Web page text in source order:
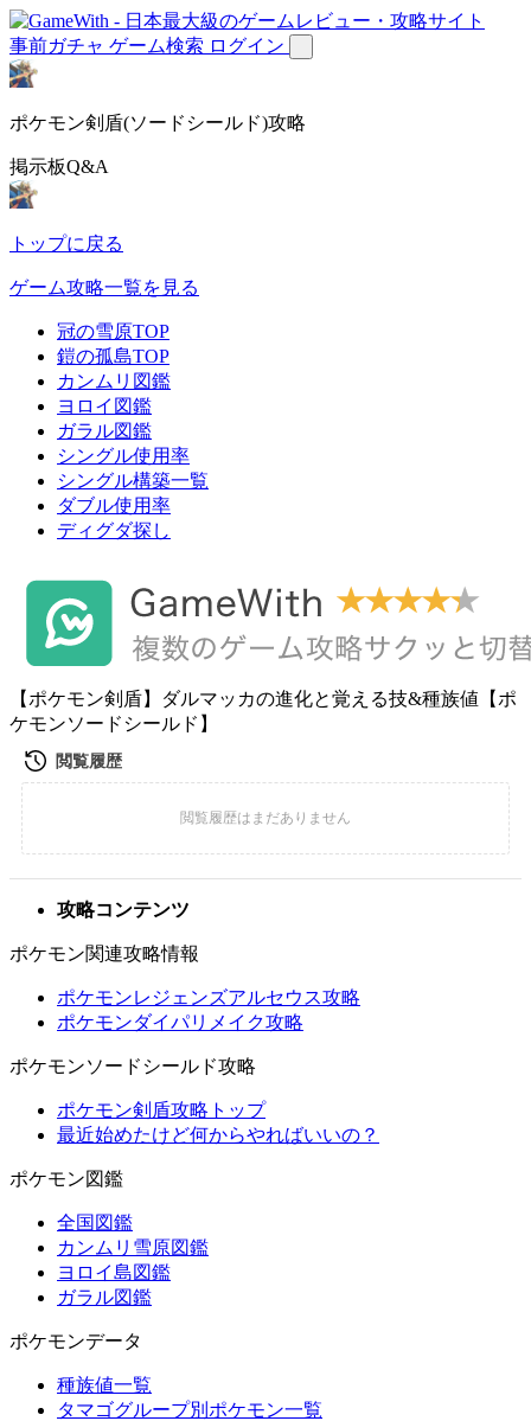
事前ガチャ ゲーム検索 ログイン
ポケモン剣盾(ソードシールド)攻略
掲示板Q&A
トップに戻る
ゲーム攻略一覧を見る
冠の雪原TOP
鎧の孤島TOP
カンムリ図鑑
ヨロイ図鑑
ガラル図鑑
シングル使用率
シングル構築一覧
ダブル使用率
ディグダ探し
【ポケモン剣盾】ダルマッカの進化と覚える技&種族値【ポ
ケモンソードシールド】
攻略コンテンツ
ポケモン関連攻略情報
ポケモンレジェンズアルセウス攻略
ポケモンダイパリメイク攻略
ポケモンソードシールド攻略
ポケモン剣盾攻略トップ
最近始めたけど何からやればいいの？
ポケモン図鑑
全国図鑑
カンムリ雪原図鑑
ヨロイ島図鑑
ガラル図鑑
ポケモンデータ
種族値一覧
タマゴグループ別ポケモン一覧